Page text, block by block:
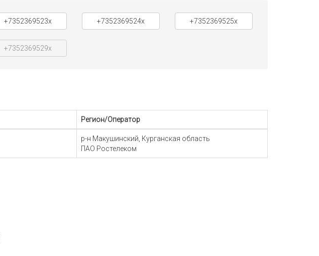
+7352369523x +7352369524x +7352369525x
+7352369529x
Регион/Оператор
р-н Макушинский, Курганская область
ПАО Ростелеком